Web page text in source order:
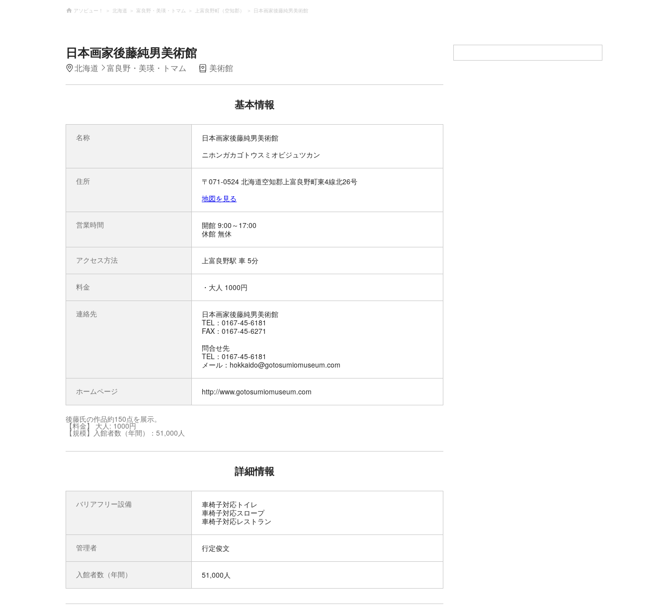
アソビュー！ 北海道 富良野・美瑛・トマム 上富良野町（空知郡） 日本画家後藤純男美術館
日本画家後藤純男美術館
北海道 富良野・美瑛・トマム 美術館
基本情報
名称
日本画家後藤純男美術館
ニホンガカゴトウスミオビジュツカン
住所
〒071-0524 北海道空知郡上富良野町東4線北26号
地図を見る
営業時間
開館 9:00～17:00
休館 無休
アクセス方法 上富良野駅 車 5分
料金 ・大人 1000円
連絡先
日本画家後藤純男美術館
TEL：0167-45-6181
FAX：0167-45-6271
問合せ先
TEL：0167-45-6181
メール：hokkaido@gotosumiomuseum.com
ホームページ http://www.gotosumiomuseum.com
後藤氏の作品約150点を展示。
【料金】 大人: 1000円
【規模】入館者数（年間）：51,000人
詳細情報
バリアフリー設備
車椅子対応トイレ
車椅子対応スロープ
車椅子対応レストラン
管理者 行定俊文
入館者数（年間） 51,000人